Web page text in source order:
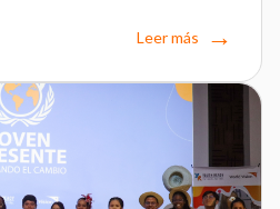
Leer más